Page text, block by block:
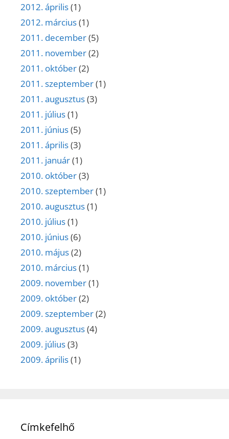
2012. április(1)
2012. március(1)
2011. december(5)
2011. november(2)
2011. október(2)
2011. szeptember(1)
2011. augusztus(3)
2011. július(1)
2011. június(5)
2011. április(3)
2011. január(1)
2010. október(3)
2010. szeptember(1)
2010. augusztus(1)
2010. július(1)
2010. június(6)
2010. május(2)
2010. március(1)
2009. november(1)
2009. október(2)
2009. szeptember(2)
2009. augusztus(4)
2009. július(3)
2009. április(1)
Címkefelhő